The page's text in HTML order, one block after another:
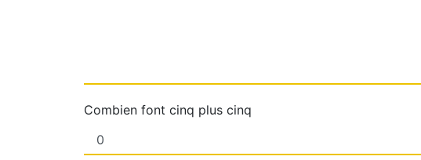
Combien font cinq plus cinq